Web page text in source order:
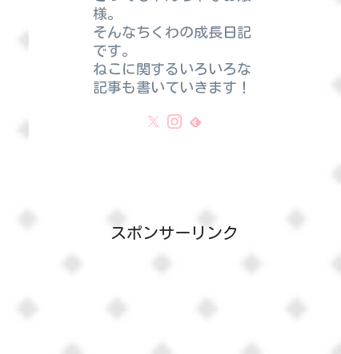
様。
そんなちくわの成長日記
です。
ねこに関するいろいろな
記事も書いていきます！
スポンサーリンク